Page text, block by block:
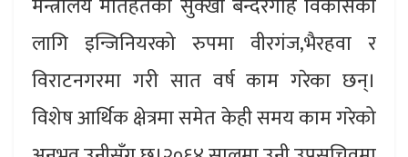
मन्त्रालय मातहतको सुक्खा बन्दरगाह विकासका
लागि इन्जिनियरको रुपमा वीरगंज,भैरहवा र
विराटनगरमा गरी सात वर्ष काम गरेका छन्।
विशेष आर्थिक क्षेत्रमा समेत केही समय काम गरेको